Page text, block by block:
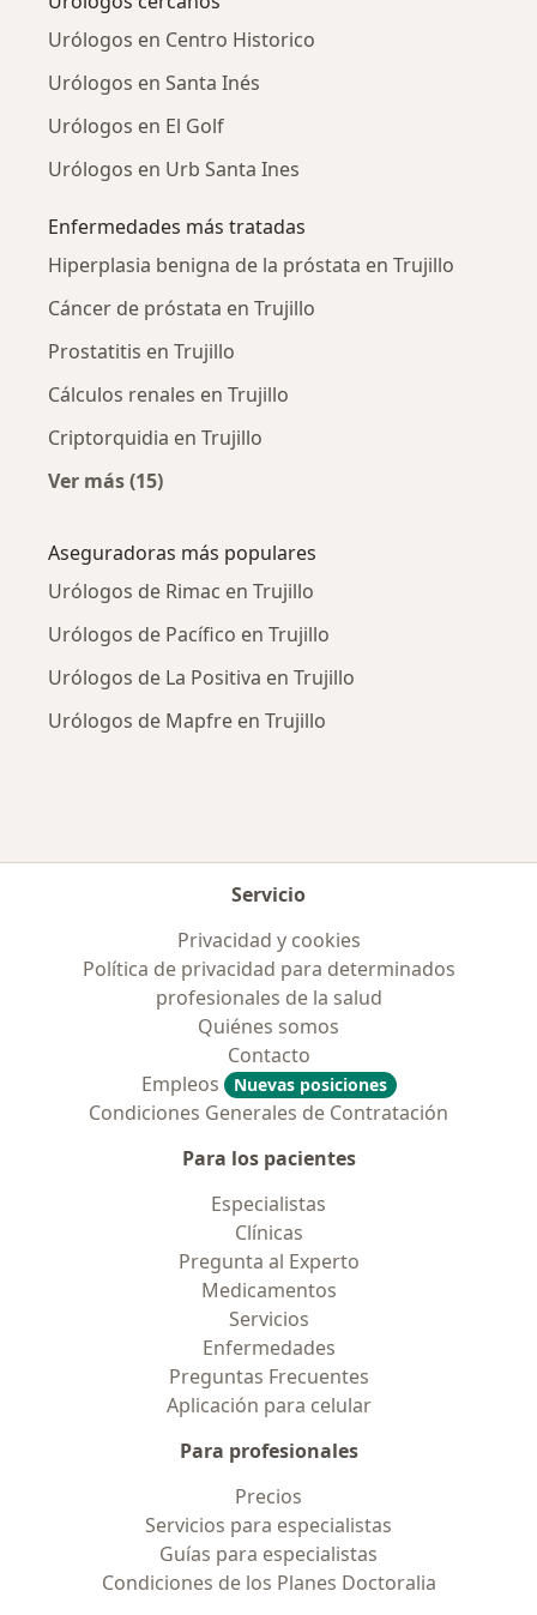
Urólogos en Centro Historico
Urólogos en Santa Inés
Urólogos en El Golf
Urólogos en Urb Santa Ines
Enfermedades más tratadas
Hiperplasia benigna de la próstata en Trujillo
Cáncer de próstata en Trujillo
Prostatitis en Trujillo
Cálculos renales en Trujillo
Criptorquidia en Trujillo
Ver más (15)
Aseguradoras más populares
Urólogos de Rimac en Trujillo
Urólogos de Pacífico en Trujillo
Urólogos de La Positiva en Trujillo
Urólogos de Mapfre en Trujillo
Servicio
Privacidad y cookies
Política de privacidad para determinados
profesionales de la salud
Quiénes somos
Contacto
Empleos
Nuevas posiciones
Condiciones Generales de Contratación
Para los pacientes
Especialistas
Clínicas
Pregunta al Experto
Medicamentos
Servicios
Enfermedades
Preguntas Frecuentes
Aplicación para celular
Para profesionales
Precios
Servicios para especialistas
Guías para especialistas
Condiciones de los Planes Doctoralia